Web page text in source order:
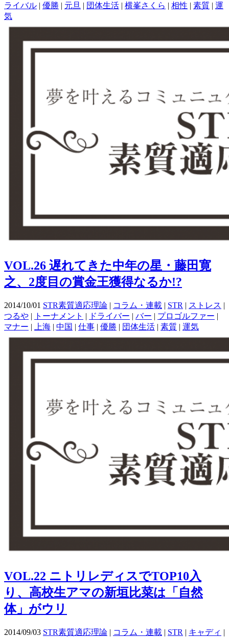
ライバル | 優勝 | 元旦 | 団体生活 | 横峯さくら | 相性 | 素質 | 運
気
VOL.26 遅れてきた中年の星・藤田寛
之、2度目の賞金王獲得なるか!?
2014/10/01 STR素質適応理論 | コラム・連載 | STR | ストレス |
つるや | トーナメント | ドライバー | バー | プロゴルファー |
マナー | 上海 | 中国 | 仕事 | 優勝 | 団体生活 | 素質 | 運気
VOL.22 ニトリレディスでTOP10入
り、高校生アマの新垣比菜は「自然
体」がウリ
2014/09/03 STR素質適応理論 | コラム・連載 | STR | キャディ |